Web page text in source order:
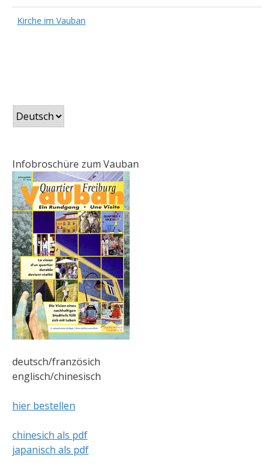
Kirche im Vauban
Sprache
auswählen
Infobroschüre zum Vauban
deutsch/französich
englisch/chinesisch
hier bestellen
chinesich als pdf
japanisch als pdf